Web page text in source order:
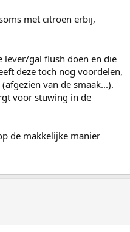
met citroen erbij,
lever/gal flush doen en die
deze toch nog voordelen,
van de smaak...).
voor stuwing in de
de makkelijke manier